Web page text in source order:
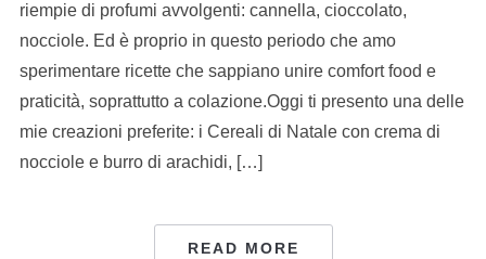
riempie di profumi avvolgenti: cannella, cioccolato,
nocciole. Ed è proprio in questo periodo che amo
sperimentare ricette che sappiano unire comfort food e
praticità, soprattutto a colazione.Oggi ti presento una delle
mie creazioni preferite: i Cereali di Natale con crema di
nocciole e burro di arachidi, […]
READ MORE